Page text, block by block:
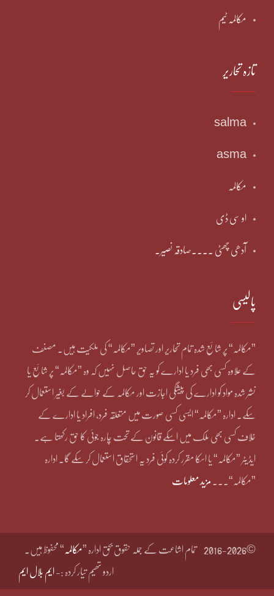
مکالمہ ٹیم
تازہ تحاریر
salma
asma
مکالمہ
او سی ڈی
آدھی چھٹی ۔۔۔۔صادقہ نصیر۔
پالیسی
”مکالمہ“ پر شائع شدہ تمام تحاریر اور تصاویر ”مکالمہ“ کی ملکیت ہیں۔ مصنف
کے علاوہ کسی بھی فرد یا ادارے کو یہ حق حاصل نہیں کہ وہ ”مکالمہ“ پر شائع یا
نشر شدہ مواد کو ادارے کی پیشگی اجازت اور مکالمہ کے حوالے کے بغیر استعمال کر
سکے۔ ادارہ ”مکالمہ“ ایسی کسی صورت میں متعلقہ فرد، افراد یا ادارے کے
خلاف کسی بھی ملک میں اسکے قانون کے تحت چارہ جوئی کا حق رکھتا ہے۔
ایڈیٹر ”مکالمہ“ یا اسکا مقرر کردہ کوئی فرد یہ استحقاق استعمال کر سکے گا۔ ادارہ
”مکالمہ“۔۔۔ مزید معلومات
©2016-2026 تمام اشاعت کے جملہ حقوق بحق ادارہ ”مکالمہ “ محفوظ ہیں۔
اردو تھیم تیار کردہ :- ایم بلال ایم